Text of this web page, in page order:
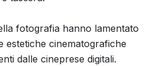
fotografia hanno lamentato
estetiche cinematografiche
dalle cineprese digitali.